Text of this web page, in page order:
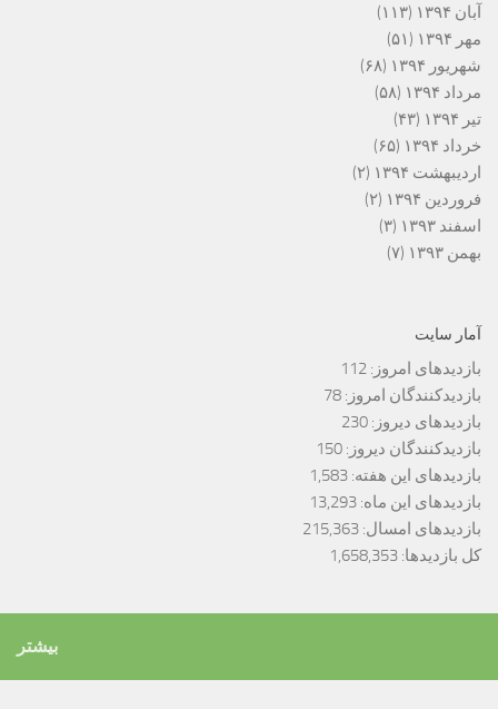
آبان ۱۳۹۴
(۱۱۳)
مهر ۱۳۹۴
(۵۱)
شهریور ۱۳۹۴
(۶۸)
مرداد ۱۳۹۴
(۵۸)
تیر ۱۳۹۴
(۴۳)
خرداد ۱۳۹۴
(۶۵)
اردیبهشت ۱۳۹۴
(۲)
فروردین ۱۳۹۴
(۲)
اسفند ۱۳۹۳
(۳)
بهمن ۱۳۹۳
(۷)
آمار سایت
بازدیدهای امروز: 112
بازدیدکنندگان امروز: 78
بازدیدهای دیروز: 230
بازدیدکنندگان دیروز: 150
بازدیدهای این هفته: 1,583
بازدیدهای این ماه: 13,293
بازدیدهای امسال: 215,363
کل بازدیدها: 1,658,353
بیشتر